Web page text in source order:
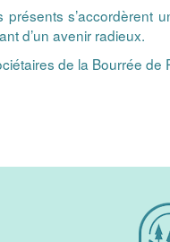
s’accordèrent
d’un avenir radieux.
de la Bourrée de